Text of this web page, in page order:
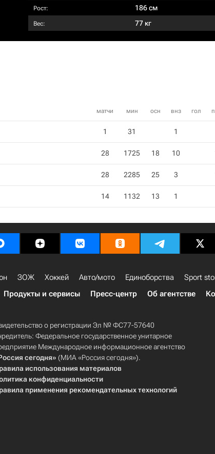
Рост: 186 см
Вес: 77 кг
матчи мин осн внз гол
1 31 1
28 1725 18 10
28 2285 25 3
14 1132 13 1
ЗОЖ Хоккей Авто/мото Единоборства Sport
Продукты и сервисы Пресс-центр Об агентстве
о регистрации Эл № ФС77-57640
Федеральное государственное унитарное
Международное информационное агентство
сегодня» (МИА «Россия сегодня»).
использования материалов
конфиденциальности
применения рекомендательных технологий